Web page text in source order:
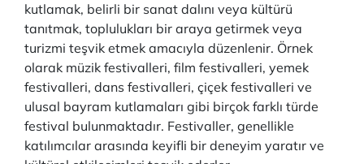
kutlamak, belirli bir sanat dalını veya kültürü
tanıtmak, toplulukları bir araya getirmek veya
turizmi teşvik etmek amacıyla düzenlenir. Örnek
olarak müzik festivalleri, film festivalleri, yemek
festivalleri, dans festivalleri, çiçek festivalleri ve
ulusal bayram kutlamaları gibi birçok farklı türde
festival bulunmaktadır. Festivaller, genellikle
katılımcılar arasında keyifli bir deneyim yaratır ve